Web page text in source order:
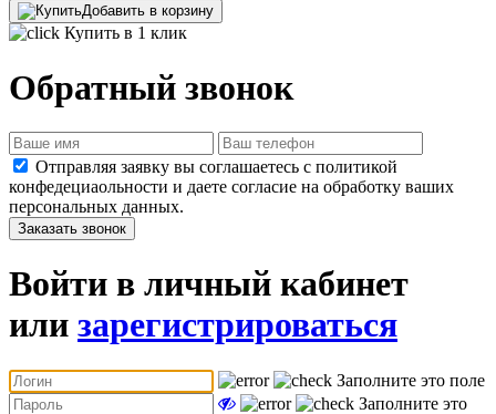
Добавить в корзину
Купить в 1 клик
Обратный звонок
Отправляя заявку вы соглашаетесь с политикой
конфедециаольности и даете согласие на обработку ваших
персональных данных.
Заказать звонок
Войти в личный кабинет
или зарегистрироваться
Заполните это поле
Заполните это